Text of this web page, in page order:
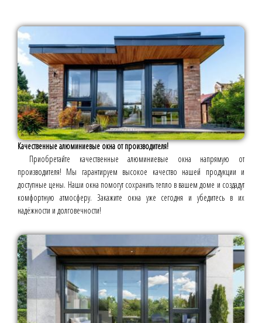
Качественные алюминиевые окна от производителя!
Приобретайте качественные алюминиевые окна напрямую от
производителя! Мы гарантируем высокое качество нашей продукции и
доступные цены. Наши окна помогут сохранить тепло в вашем доме и создадут
комфортную атмосферу. Закажите окна уже сегодня и убедитесь в их
надёжности и долговечности!